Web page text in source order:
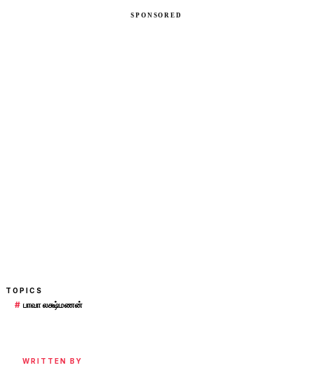
TOPICS
# பாவா லக்ஷ்மணன்
WRITTEN BY